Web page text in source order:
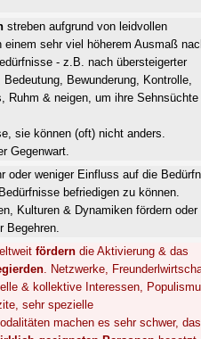
streben aufgrund von leidvollen
sehr viel höherem Ausmaß
- z.B. nach übersteigerter
Bewunderung, Kontrolle,
Ruhm & neigen, um ihre
sie können (oft) nicht anders.
Gegenwart.
oder weniger Einfluss auf die
befriedigen zu können.
, Kulturen & Dynamiken fördern oder
Begehren.
fördern die Aktivierung & das
. Netzwerke,
& kollektive Interessen,
sehr spezielle
machen es sehr schwer,